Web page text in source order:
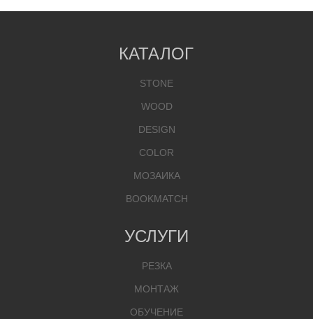
КАТАЛОГ
STONE
WOOD
DESIGN
COLOR
МОЗАИКА
BOOKMATCH
УСЛУГИ
РЕЗКА
МОНТАЖ
ОБУЧЕНИЕ